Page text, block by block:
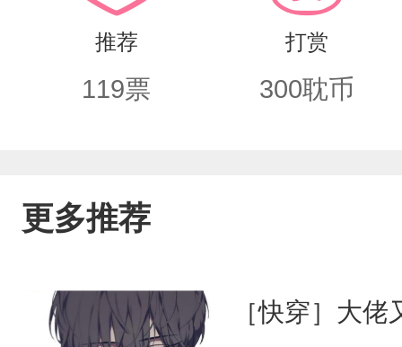
妻，我们一家三口永远都会在一起。”
推荐
119票
打赏
300耽币
更多推荐
［快穿］大